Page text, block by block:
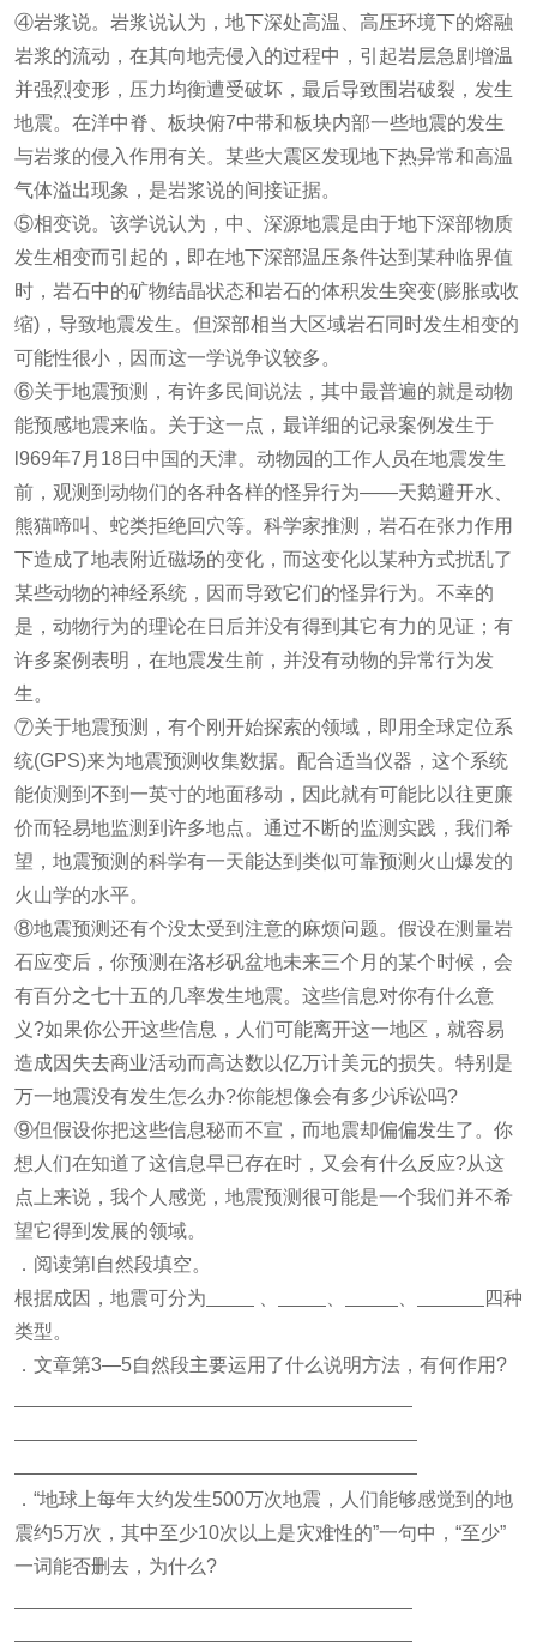
④岩浆说。岩浆说认为，地下深处高温、高压环境下的熔融
岩浆的流动，在其向地壳侵入的过程中，引起岩层急剧增温
并强烈变形，压力均衡遭受破坏，最后导致围岩破裂，发生
地震。在洋中脊、板块俯7中带和板块内部一些地震的发生
与岩浆的侵入作用有关。某些大震区发现地下热异常和高温
气体溢出现象，是岩浆说的间接证据。
⑤相变说。该学说认为，中、深源地震是由于地下深部物质
发生相变而引起的，即在地下深部温压条件达到某种临界值
时，岩石中的矿物结晶状态和岩石的体积发生突变(膨胀或收
缩)，导致地震发生。但深部相当大区域岩石同时发生相变的
可能性很小，因而这一学说争议较多。
⑥关于地震预测，有许多民间说法，其中最普遍的就是动物
能预感地震来临。关于这一点，最详细的记录案例发生于
l969年7月18日中国的天津。动物园的工作人员在地震发生
前，观测到动物们的各种各样的怪异行为——天鹅避开水、
熊猫啼叫、蛇类拒绝回穴等。科学家推测，岩石在张力作用
下造成了地表附近磁场的变化，而这变化以某种方式扰乱了
某些动物的神经系统，因而导致它们的怪异行为。不幸的
是，动物行为的理论在日后并没有得到其它有力的见证；有
许多案例表明，在地震发生前，并没有动物的异常行为发
生。
⑦关于地震预测，有个刚开始探索的领域，即用全球定位系
统(GPS)来为地震预测收集数据。配合适当仪器，这个系统
能侦测到不到一英寸的地面移动，因此就有可能比以往更廉
价而轻易地监测到许多地点。通过不断的监测实践，我们希
望，地震预测的科学有一天能达到类似可靠预测火山爆发的
火山学的水平。
⑧地震预测还有个没太受到注意的麻烦问题。假设在测量岩
石应变后，你预测在洛杉矾盆地未来三个月的某个时候，会
有百分之七十五的几率发生地震。这些信息对你有什么意
义?如果你公开这些信息，人们可能离开这一地区，就容易
造成因失去商业活动而高达数以亿万计美元的损失。特别是
万一地震没有发生怎么办?你能想像会有多少诉讼吗?
⑨但假设你把这些信息秘而不宣，而地震却偏偏发生了。你
想人们在知道了这信息早已存在时，又会有什么反应?从这
点上来说，我个人感觉，地震预测很可能是一个我们并不希
望它得到发展的领域。
．阅读第l自然段填空。
根据成因，地震可分为
四种
类型。
．文章第3—5自然段主要运用了什么说明方法，有何作用?
．“地球上每年大约发生500万次地震，人们能够感觉到的地
震约5万次，其中至少10次以上是灾难性的”一句中，“至少”
一词能否删去，为什么?